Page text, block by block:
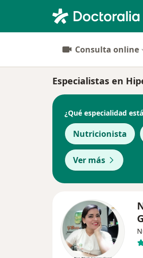
Consulta online
Especialistas en
¿Qué especialidad
Nutricionista
Ver más